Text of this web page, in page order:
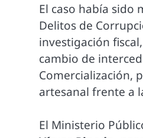
El caso había sido
Delitos de
investigación fiscal,
cambio de
Comercialización,
artesanal frente a
El Ministerio